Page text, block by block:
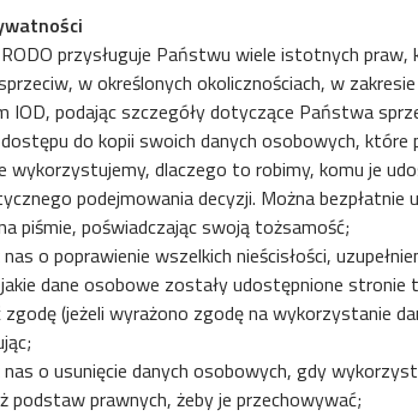
przysługuje Państwu wiele istotnych
w określonych okolicznościach, w
IOD, podając szczegóły dotyczące Państwa
do kopii swoich danych osobowych,
wykorzystujemy, dlaczego to robimy, komu je
podejmowania decyzji. Można
piśmie, poświadczając swoją tożsamość;
o poprawienie wszelkich nieścisłości,
dane osobowe zostały udostępnione stronie
(jeżeli wyrażono zgodę na wykorzystanie
o usunięcie danych osobowych, gdy
podstaw prawnych, żeby je przechowywać;